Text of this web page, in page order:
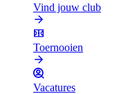
Vind jouw club
Toernooien
Vacatures